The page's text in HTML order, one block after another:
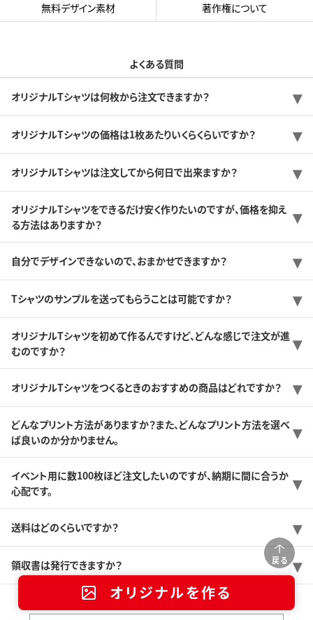
戻る
オリジナルを作る
無料デザイン素材
著作権について
よくある質問
オリジナルTシャツは何枚から注文できますか？
オリジナルTシャツの価格は1枚あたりいくらくらいですか？
オリジナルTシャツは注文してから何日で出来ますか？
オリジナルTシャツをできるだけ安く作りたいのですが、価格を抑え
る方法はありますか？
自分でデザインできないので、おまかせできますか？
Tシャツのサンプルを送ってもらうことは可能ですか？
オリジナルTシャツを初めて作るんですけど、どんな感じで注文が進
むのですか？
オリジナルTシャツをつくるときのおすすめの商品はどれですか？
どんなプリント方法がありますか？また、どんなプリント方法を選べ
ば良いのか分かりません。
イベント用に数100枚ほど注文したいのですが、納期に間に合うか
心配です。
送料はどのくらいですか？
領収書は発行できますか？